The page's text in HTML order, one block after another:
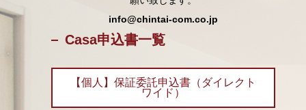
info@chintai-com.co.jp
Casa申込書一覧
【個人】保証委託申込書（ダイレクト
ワイド）